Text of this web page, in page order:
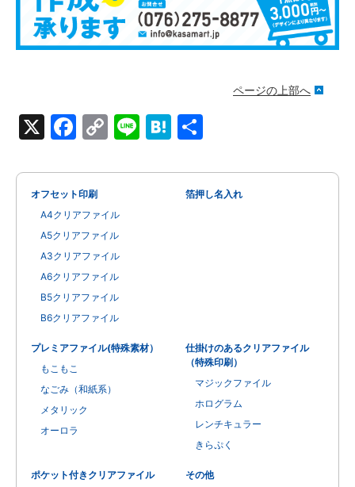
ページの上部へ
X Facebook
CopyLineHatena
オフセット印刷
A4クリアファイル
A5クリアファイル
A3クリアファイル
A6クリアファイル
B5クリアファイル
B6クリアファイル
箔押し名入れ
プレミアファイル(特殊素材）
もこもこ
なごみ（和紙系）
メタリック
オーロラ
仕掛けのあるクリアファイル
（特殊印刷）
マジックファイル
ホログラム
レンチキュラー
きらぷく
ポケット付きクリアファイル
その他